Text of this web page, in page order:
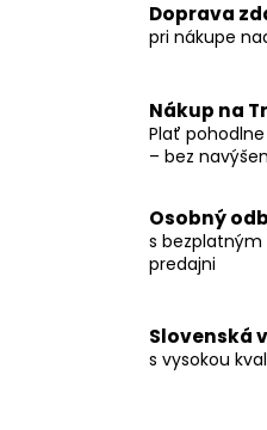
Doprava
pri nákupe
Nákup na
Plať
– bez
Osobný
s
predajni
Slovenská
s vysokou